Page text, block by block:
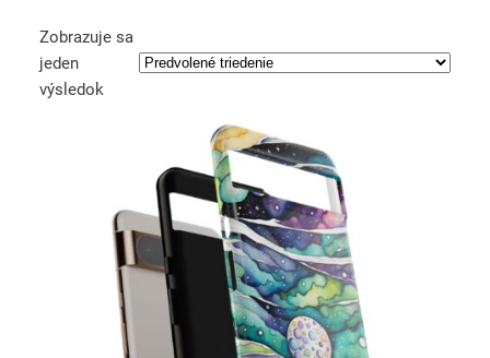
Zobrazuje sa
jeden
výsledok